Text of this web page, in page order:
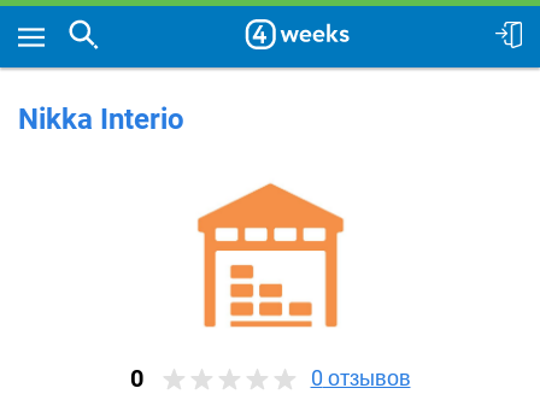
Nikka Interio
0 0 отзывов